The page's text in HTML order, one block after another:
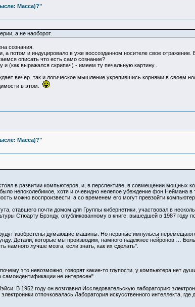
Масса)?"
а не наоборот.
сознания.
а потом и индуцировало в уже воссозданном носителе свое
описать что есть само сознание?
(как выражался скрипач) - имеем ту печальную картину...
вечер. так и логическое мышление укрепившись корнями в своем
в этом.
Масса)?"
в развитии компьютеров, и, в перспективе, в совмещении мощных
непоколебимое, хотя и очевидно нелепое убеждение фон Неймана в
можно воспроизвести, а со временем его могут превзойти
ставшего почти домом для Группы кибернетики, участвовал в
Стюарту Брэнду, опубликованному в книге, вышедшей в 1987
изобретены думающие машины. Но нервные импульсы
Детали, которые мы производим, намного надежнее нейронов …
намного лучше мозга, если знать, как их сделать".
это невозможно, говорят какие-то глупости, у компьютера нет
не интересен".
В 1952 году он возглавил Исследовательскую лабораторию
отпочковалась Лаборатория искусственного интеллекта,